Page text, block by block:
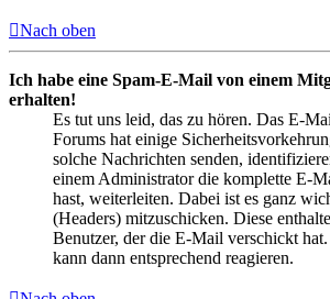
Nach oben
Ich habe eine Spam-E-Mail von einem
erhalten!
Es tut uns leid, das zu hören. Das E-
Forums hat einige
solche Nachrichten senden,
einem Administrator die komplette E-
hast, weiterleiten. Dabei ist es ganz
(Headers) mitzuschicken. Diese
Benutzer, der die E-Mail verschickt
kann dann entsprechend reagieren.